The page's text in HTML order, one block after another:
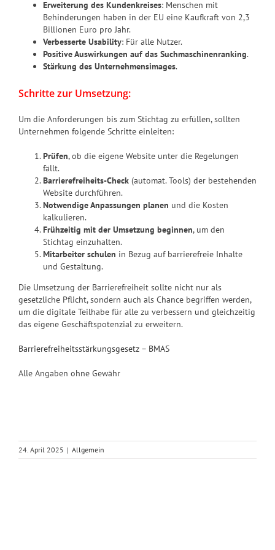
Erweiterung des Kundenkreises: Menschen mit
Behinderungen haben in der EU eine Kaufkraft von 2,3
Billionen Euro pro Jahr.
Verbesserte Usability: Für alle Nutzer.
Positive Auswirkungen auf das Suchmaschinenranking.
Stärkung des Unternehmensimages.
Schritte zur Umsetzung:
Um die Anforderungen bis zum Stichtag zu erfüllen, sollten
Unternehmen folgende Schritte einleiten:
Prüfen, ob die eigene Website unter die Regelungen
fällt.
Barrierefreiheits-Check (automat. Tools) der bestehenden
Website durchführen.
Notwendige Anpassungen planen und die Kosten
kalkulieren.
Frühzeitig mit der Umsetzung beginnen, um den
Stichtag einzuhalten.
Mitarbeiter schulen in Bezug auf barrierefreie Inhalte
und Gestaltung.
Die Umsetzung der Barrierefreiheit sollte nicht nur als
gesetzliche Pflicht, sondern auch als Chance begriffen werden,
um die digitale Teilhabe für alle zu verbessern und gleichzeitig
das eigene Geschäftspotenzial zu erweitern.
Barrierefreiheitsstärkungsgesetz – BMAS
Alle Angaben ohne Gewähr
24. April 2025 | Allgemein